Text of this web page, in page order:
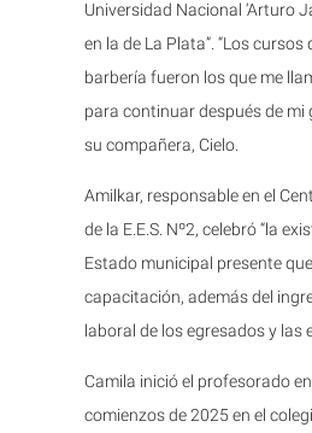
Universidad Nacional ‘Arturo
en la de La Plata”. “Los cursos
barbería fueron los que me
para continuar después de mi
su compañera, Cielo.
Amilkar, responsable en el
de la E.E.S. Nº2, celebró “la
Estado municipal presente
capacitación, además del
laboral de los egresados y las
Camila inició el profesorado
comienzos de 2025 en el